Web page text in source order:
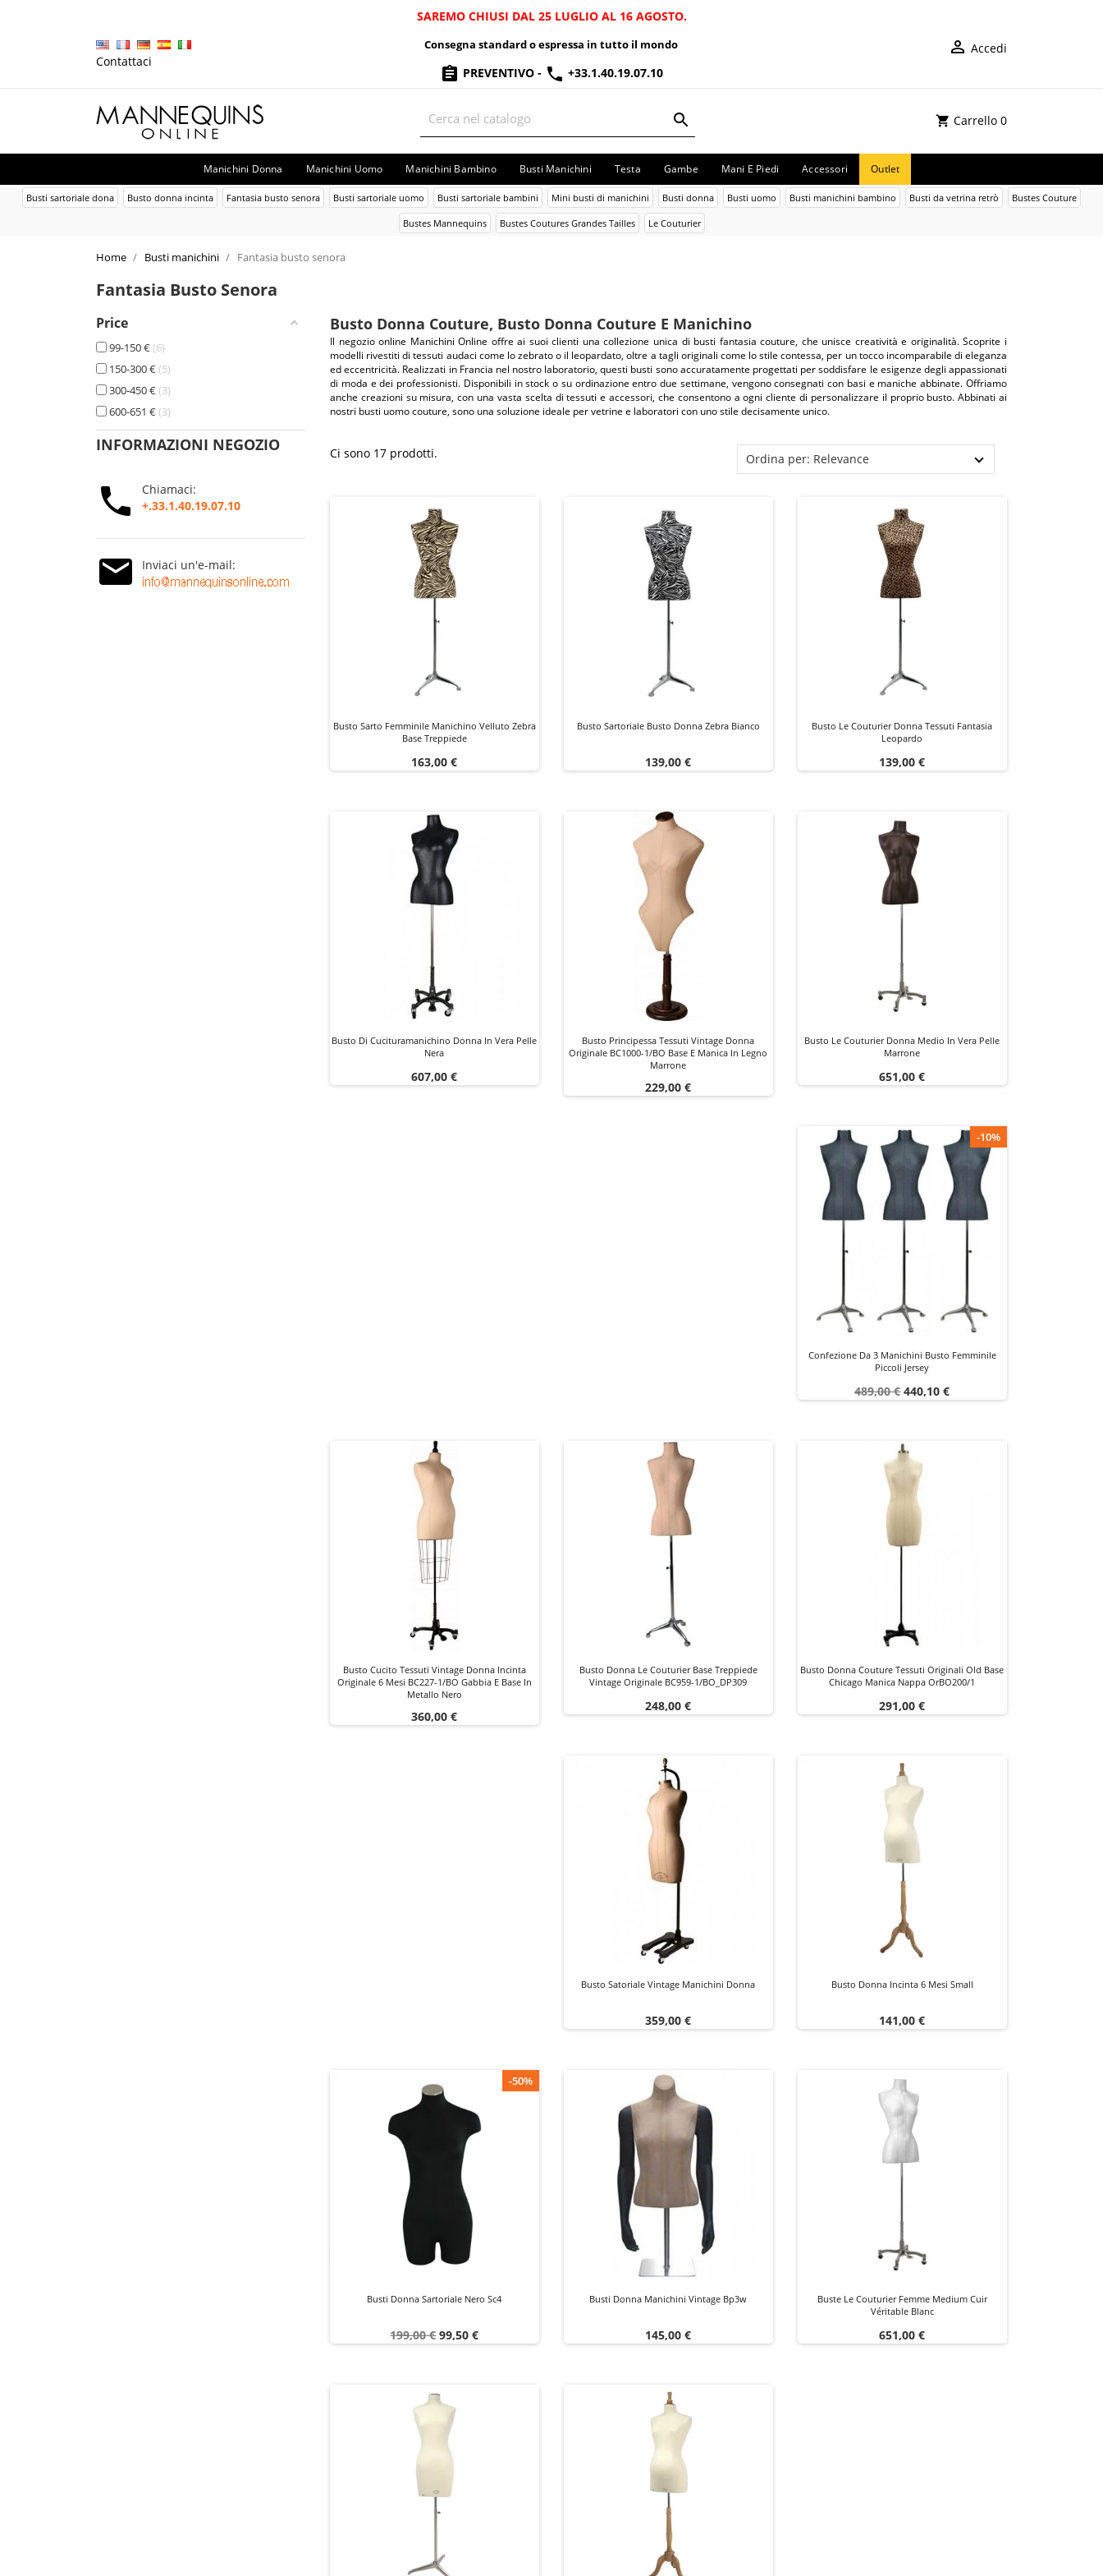
SAREMO CHIUSI DAL 25 LUGLIO AL 16 AGOSTO.
Contattaci
Consegna standard o espressa in tutto il mondo
PREVENTIVO - +33.1.40.19.07.10
Accedi
Carrello 0
Manichini Donna Manichini Uomo Manichini Bambino Busti Manichini Testa Gambe Mani E Piedi Accessori Outlet
Busti sartoriale dona Busto donna incinta Fantasia busto senora Busti sartoriale uomo Busti sartoriale bambini Mini busti di manichini Busti donna Busti uomo Busti manichini bambino Busti da vetrina retrò Bustes Couture
Bustes Mannequins Bustes Coutures Grandes Tailles Le Couturier
Home Busti manichini Fantasia busto senora
Fantasia Busto Senora
Price
99-150 € 6
150-300 € 5
300-450 € 3
600-651 € 3
INFORMAZIONI NEGOZIO
Chiamaci:
+.33.1.40.19.07.10
Inviaci un'e-mail:
Busto Donna Couture, Busto Donna Couture E Manichino
Il negozio online Manichini Online offre ai suoi clienti una collezione unica di busti fantasia couture, che unisce creatività e originalità. Scoprite i
modelli rivestiti di tessuti audaci come lo zebrato o il leopardato, oltre a tagli originali come lo stile contessa, per un tocco incomparabile di eleganza
ed eccentricità. Realizzati in Francia nel nostro laboratorio, questi busti sono accuratamente progettati per soddisfare le esigenze degli appassionati
di moda e dei professionisti. Disponibili in stock o su ordinazione entro due settimane, vengono consegnati con basi e maniche abbinate. Offriamo
anche creazioni su misura, con una vasta scelta di tessuti e accessori, che consentono a ogni cliente di personalizzare il proprio busto. Abbinati ai
nostri busti uomo couture, sono una soluzione ideale per vetrine e laboratori con uno stile decisamente unico.
Ci sono 17 prodotti. Ordina per: Relevance
Busto Sarto Femminile Manichino Velluto Zebra
Base Treppiede
Prezzo
163,00 €
Busto Sartoriale Busto Donna Zebra Bianco
Prezzo
139,00 €
Busto Le Couturier Donna Tessuti Fantasia
Leopardo
Prezzo
139,00 €
Busto Di Cucituramanichino Donna In Vera Pelle
Nera
Prezzo
607,00 €
Busto Principessa Tessuti Vintage Donna
Originale BC1000-1/BO Base E Manica In Legno
Marrone
Prezzo
229,00 €
Busto Le Couturier Donna Medio In Vera Pelle
Marrone
Prezzo
651,00 €
-10%
Confezione Da 3 Manichini Busto Femminile
Piccoli Jersey
Prezzo
489,00 €Prezzo
440,10 €
Busto Cucito Tessuti Vintage Donna Incinta
Originale 6 Mesi BC227-1/BO Gabbia E Base In
Metallo Nero
Prezzo
360,00 €
Busto Donna Le Couturier Base Treppiede
Vintage Originale BC959-1/BO_DP309
Prezzo
248,00 €
Busto Donna Couture Tessuti Originali Old Base
Chicago Manica Nappa OrBO200/1
Prezzo
291,00 €
Busto Satoriale Vintage Manichini Donna
Prezzo
359,00 €
Busto Donna Incinta 6 Mesi Small
Prezzo
141,00 €
-50%
Busti Donna Sartoriale Nero Sc4
Prezzo
199,00 €Prezzo
99,50 €
Busti Donna Manichini Vintage Bp3w
Prezzo
145,00 €
Buste Le Couturier Femme Medium Cuir
Véritable Blanc
Prezzo
651,00 €